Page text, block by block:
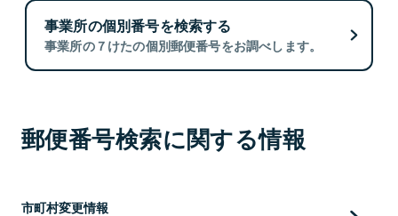
事業所の個別番号を検索する
事業所の７けたの個別郵便番号をお調べします。
郵便番号検索に関する情報
市町村変更情報